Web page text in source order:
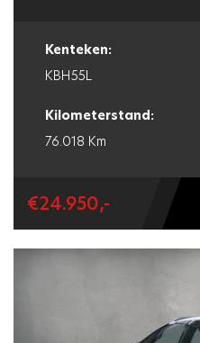
Kenteken:
KBH55L
Kilometerstand:
76.018 Km
€24.950,-